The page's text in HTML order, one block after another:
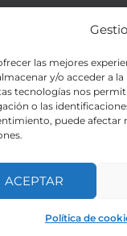
las mejores
y/o acceder a
tecnologías nos
o las
puede afectar
ACEPTAR
Política de